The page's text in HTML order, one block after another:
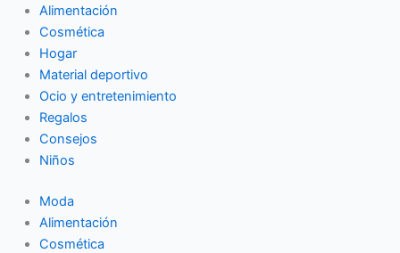
Alimentación
Cosmética
Hogar
Material deportivo
Ocio y entretenimiento
Regalos
Consejos
Niños
Moda
Alimentación
Cosmética